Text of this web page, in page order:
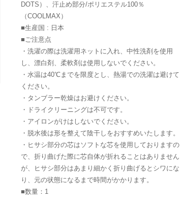
DOTS）、汗止め部分/ポリエステル100％
（COOLMAX）
■生産国 : 日本
■ご注意点
・洗濯の際は洗濯用ネットに入れ、中性洗剤を使用
し、漂白剤、柔軟剤は使用しないでください。
・水温は40℃までを限度とし、熱湯での洗濯は避けて
ください。
・タンブラー乾燥はお避けください。
・ドライクリーニングは不可です。
・アイロンがけはしないでください。
・脱水後は形を整えて陰干しをおすすめいたします。
・ヒサシ部分の芯はソフトな芯を使用しておりますの
で、折り曲げた際に芯自体が折れることはありません
が、ヒサシ部分はあまり細かく折り曲げるとシワにな
り、元の状態になるまで時間がかかります。
■数量：1